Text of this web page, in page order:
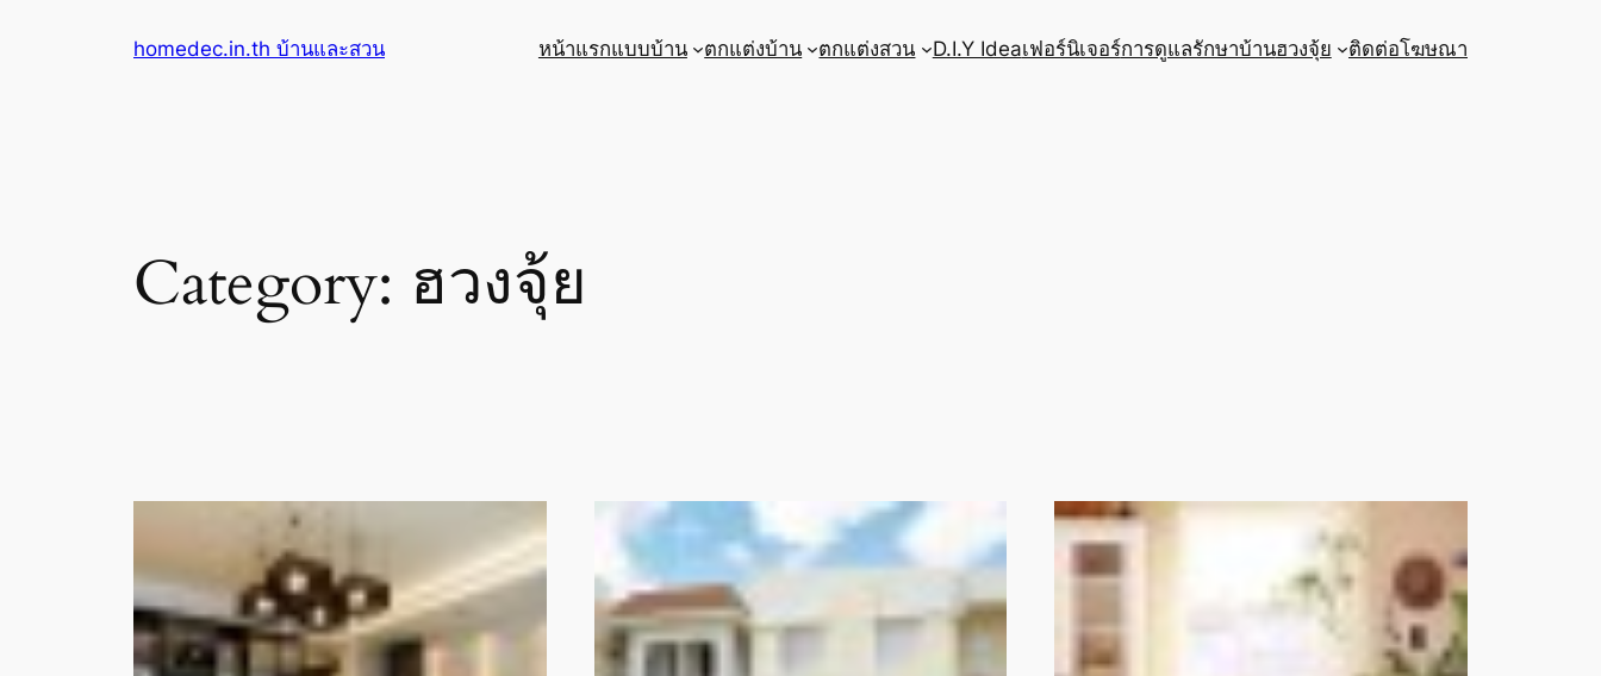
homedec.in.th บ้านและสวน หน้าแรกแบบบ้าน ตกแต่งบ้าน ตกแต่งสวน D.I.Y Ideaเฟอร์นิเจอร์การดูแลรักษาบ้านฮวงจุ้ย ติดต่อโฆษณา
Category: ฮวงจุ้ย